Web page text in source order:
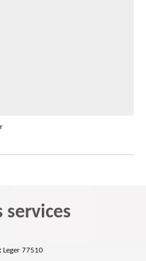
services
Leger 77510